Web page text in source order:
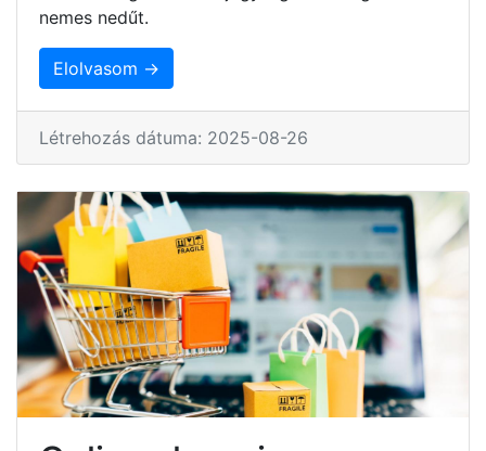
nemes nedűt.
Elolvasom →
Létrehozás dátuma: 2025-08-26